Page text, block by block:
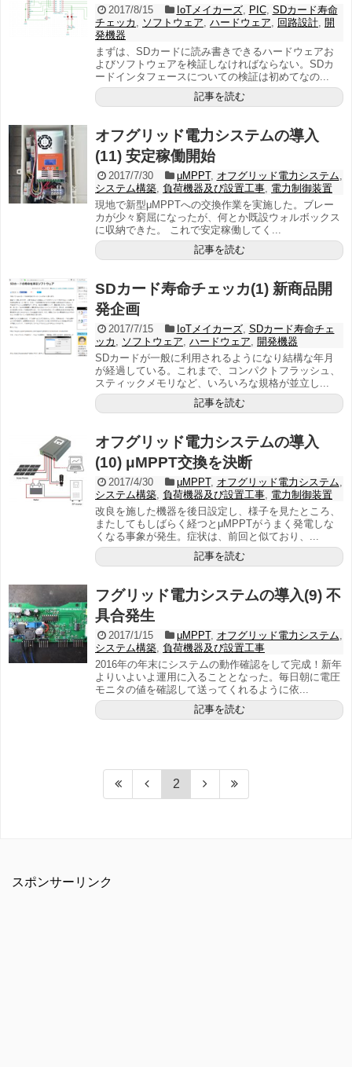
2017/8/15 IoTメイカーズ, PIC, SDカード寿命
チェッカ , ソフトウェア, ハードウェア, 回路設計, 開
発機器
まずは、SDカードに読み書きできるハードウェアお
よびソフトウェアを検証しなければならない。SDカ
ードインタフェースについての検証は初めてなの...
記事を読む
オフグリッド電力システムの導入
(11) 安定稼働開始
2017/7/30 μMPPT, オフグリッド電力システム,
システム構築, 負荷機器及び設置工事, 電力制御装置
現地で新型μMPPTへの交換作業を実施した。ブレー
カが少々窮屈になったが、何とか既設ウォルボックス
に収納できた。 これで安定稼働してく...
記事を読む
SDカード寿命チェッカ(1) 新商品開
発企画
2017/7/15 IoTメイカーズ, SDカード寿命チェ
ッカ , ソフトウェア, ハードウェア, 開発機器
SDカードが一般に利用されるようになり結構な年月
が経過している。これまで、コンパクトフラッシュ、
スティックメモリなど、いろいろな規格が並立し...
記事を読む
オフグリッド電力システムの導入
(10) μMPPT交換を決断
2017/4/30 μMPPT, オフグリッド電力システム,
システム構築, 負荷機器及び設置工事, 電力制御装置
改良を施した機器を後日設定し、様子を見たところ、
またしてもしばらく経つとμMPPTがうまく発電しな
くなる事象が発生。症状は、前回と似ており、...
記事を読む
フグリッド電力システムの導入(9) 不
具合発生
2017/1/15 μMPPT, オフグリッド電力システム,
システム構築, 負荷機器及び設置工事
2016年の年末にシステムの動作確認をして完成！新年
よりいよいよ運用に入ることとなった。毎日朝に電圧
モニタの値を確認して送ってくれるように依...
記事を読む
2
スポンサーリンク